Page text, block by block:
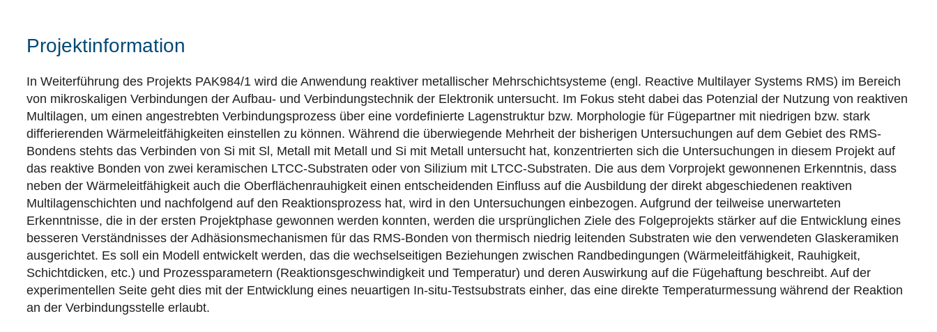
Projektinformation
In Weiterführung des Projekts PAK984/1 wird die Anwendung reaktiver metallischer Mehrschichtsysteme (engl. Reactive Multilayer Systems RMS) im Bereich
von mikroskaligen Verbindungen der Aufbau- und Verbindungstechnik der Elektronik untersucht. Im Fokus steht dabei das Potenzial der Nutzung von reaktiven
Multilagen, um einen angestrebten Verbindungsprozess über eine vordefinierte Lagenstruktur bzw. Morphologie für Fügepartner mit niedrigen bzw. stark
differierenden Wärmeleitfähigkeiten einstellen zu können. Während die überwiegende Mehrheit der bisherigen Untersuchungen auf dem Gebiet des RMS-
Bondens stehts das Verbinden von Si mit Sl, Metall mit Metall und Si mit Metall untersucht hat, konzentrierten sich die Untersuchungen in diesem Projekt auf
das reaktive Bonden von zwei keramischen LTCC-Substraten oder von Silizium mit LTCC-Substraten. Die aus dem Vorprojekt gewonnenen Erkenntnis, dass
neben der Wärmeleitfähigkeit auch die Oberflächenrauhigkeit einen entscheidenden Einfluss auf die Ausbildung der direkt abgeschiedenen reaktiven
Multilagenschichten und nachfolgend auf den Reaktionsprozess hat, wird in den Untersuchungen einbezogen. Aufgrund der teilweise unerwarteten
Erkenntnisse, die in der ersten Projektphase gewonnen werden konnten, werden die ursprünglichen Ziele des Folgeprojekts stärker auf die Entwicklung eines
besseren Verständnisses der Adhäsionsmechanismen für das RMS-Bonden von thermisch niedrig leitenden Substraten wie den verwendeten Glaskeramiken
ausgerichtet. Es soll ein Modell entwickelt werden, das die wechselseitigen Beziehungen zwischen Randbedingungen (Wärmeleitfähigkeit, Rauhigkeit,
Schichtdicken, etc.) und Prozessparametern (Reaktionsgeschwindigkeit und Temperatur) und deren Auswirkung auf die Fügehaftung beschreibt. Auf der
experimentellen Seite geht dies mit der Entwicklung eines neuartigen In-situ-Testsubstrats einher, das eine direkte Temperaturmessung während der Reaktion
an der Verbindungsstelle erlaubt.